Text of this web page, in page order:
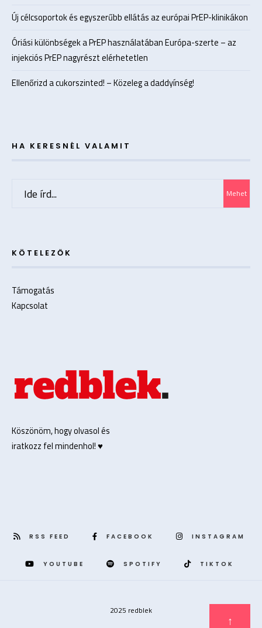
Új célcsoportok és egyszerűbb ellátás az európai PrEP-klinikákon
Óriási különbségek a PrEP használatában Európa-szerte – az
injekciós PrEP nagyrészt elérhetetlen
Ellenőrizd a cukorszinted! – Közeleg a daddyínség!
HA KERESNÉL VALAMIT
Mehet
KÖTELEZŐK
Támogatás
Kapcsolat
Köszönöm, hogy olvasol és
iratkozz fel mindenhol! ♥️
RSS FEED FACEBOOK INSTAGRAM
YOUTUBE SPOTIFY TIKTOK
2025 redblek
↑